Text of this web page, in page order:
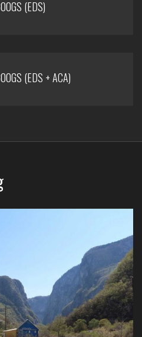
(EDS)
(EDS + ACA)